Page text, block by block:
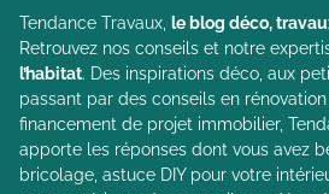
Tendance Travaux, le blog déco,
Retrouvez nos conseils et notre
l’habitat. Des inspirations déco, aux
passant par des conseils en
financement de projet immobilier,
apporte les réponses dont vous avez
bricolage, astuce DIY pour votre